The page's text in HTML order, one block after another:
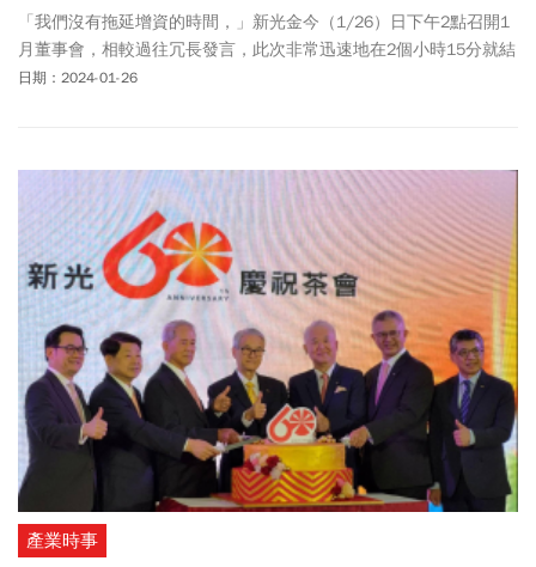
「我們沒有拖延增資的時間，」新光金今（1/26）日下午2點召開1
月董事會，相較過往冗長發言，此次非常迅速地在2個小時15分就結
束，針對外界關注的新壽增資案，新壽副董事長洪士琪會後受訪時
都是一個手段，讓RBC達到200%才是目的，」但最重要的是要取得
金管會主管機關的支持，才有辦法一步步往前走。
日期：2024-01-26
產業時事